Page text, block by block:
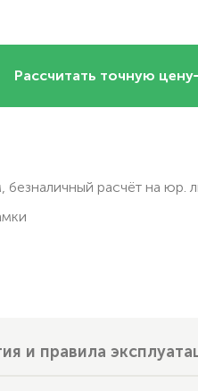
Рассчитать точную цену
расчёт на юр.
и правила